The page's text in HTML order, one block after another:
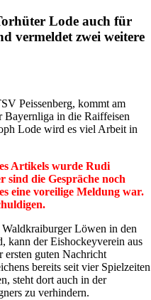
Lode auch für
vermeldet zwei weitere
Artikels wurde Rudi
sind die Gespräche noch
eine voreilige Meldung war.
Löwen in den
kann der Eishockeyverein aus
ersten guten Nachricht
bereits seit vier Spielzeiten
steht dort auch in der
zu verhindern.